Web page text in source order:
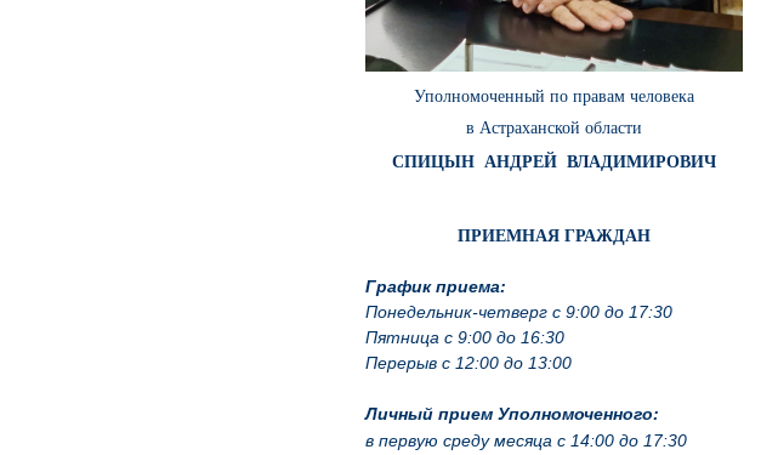
Уполномоченный по правам человека
в Астраханской области
СПИЦЫН АНДРЕЙ ВЛАДИМИРОВИЧ
ПРИЕМНАЯ ГРАЖДАН
График приема:
Понедельник-четверг с 9:00 до 17:30
Пятница с 9:00 до 16:30
Перерыв с 12:00 до 13:00
Личный прием Уполномоченного:
в первую среду месяца с 14:00 до 17:30